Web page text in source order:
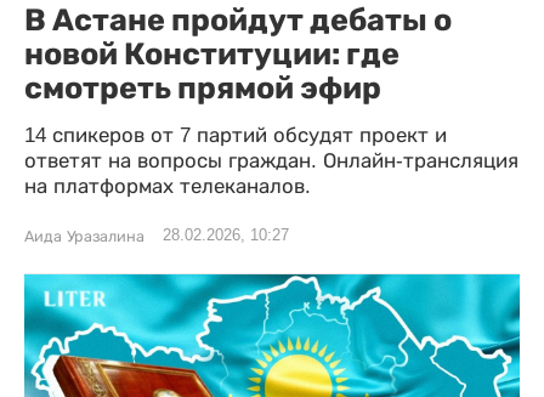
В Астане пройдут дебаты о
новой Конституции: где
смотреть прямой эфир
14 спикеров от 7 партий обсудят проект и
ответят на вопросы граждан. Онлайн-трансляция
на платформах телеканалов.
Аида Уразалина 28.02.2026, 10:27